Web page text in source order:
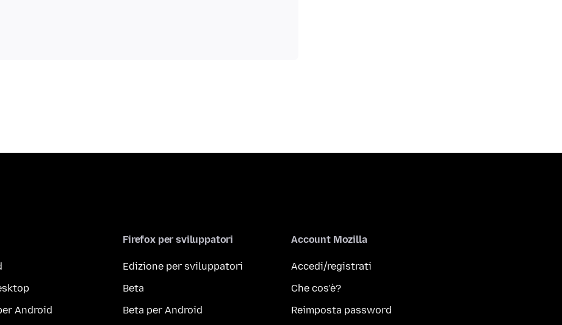
Android
Firefox per sviluppatori
Edizione per sviluppatori
Beta
Beta per Android
Account Mozilla
Accedi/registrati
Che cos’è?
Reimposta password